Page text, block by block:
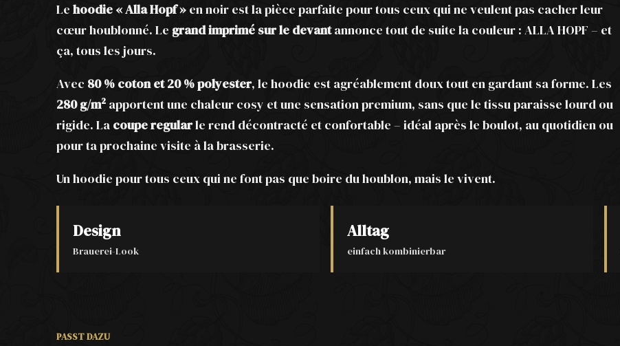
Le hoodie « Alla Hopf » en noir est la pièce parfaite pour tous ceux qui ne veulent pas cacher leur
cœur houblonné. Le grand imprimé sur le devantannonce tout de suite la couleur : ALLA HOPF – et
ça, tous les jours.
Avec 80 % coton et 20 % polyester, le hoodie est agréablement doux tout en gardant sa forme. Les
280 g/m² apportent une chaleur cosy et une sensation premium, sans que le tissu paraisse lourd ou
rigide. La coupe regularle rend décontracté et confortable – idéal après le boulot, au quotidien ou
pour ta prochaine visite à la brasserie.
Un hoodie pour tous ceux qui ne font pas que boire du houblon, mais le vivent.
Design
Brauerei-Look
Alltag
einfach kombinierbar
PASST DAZU